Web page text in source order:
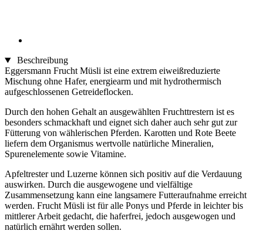
Beschreibung
Eggersmann Frucht Müsli ist eine extrem eiweißreduzierte
Mischung ohne Hafer, energiearm und mit hydrothermisch
aufgeschlossenen Getreideflocken.
Durch den hohen Gehalt an ausgewählten Fruchttrestern ist es
besonders schmackhaft und eignet sich daher auch sehr gut zur
Fütterung von wählerischen Pferden. Karotten und Rote Beete
liefern dem Organismus wertvolle natürliche Mineralien,
Spurenelemente sowie Vitamine.
Apfeltrester und Luzerne können sich positiv auf die Verdauung
auswirken. Durch die ausgewogene und vielfältige
Zusammensetzung kann eine langsamere Futteraufnahme erreicht
werden. Frucht Müsli ist für alle Ponys und Pferde in leichter bis
mittlerer Arbeit gedacht, die haferfrei, jedoch ausgewogen und
natürlich ernährt werden sollen.